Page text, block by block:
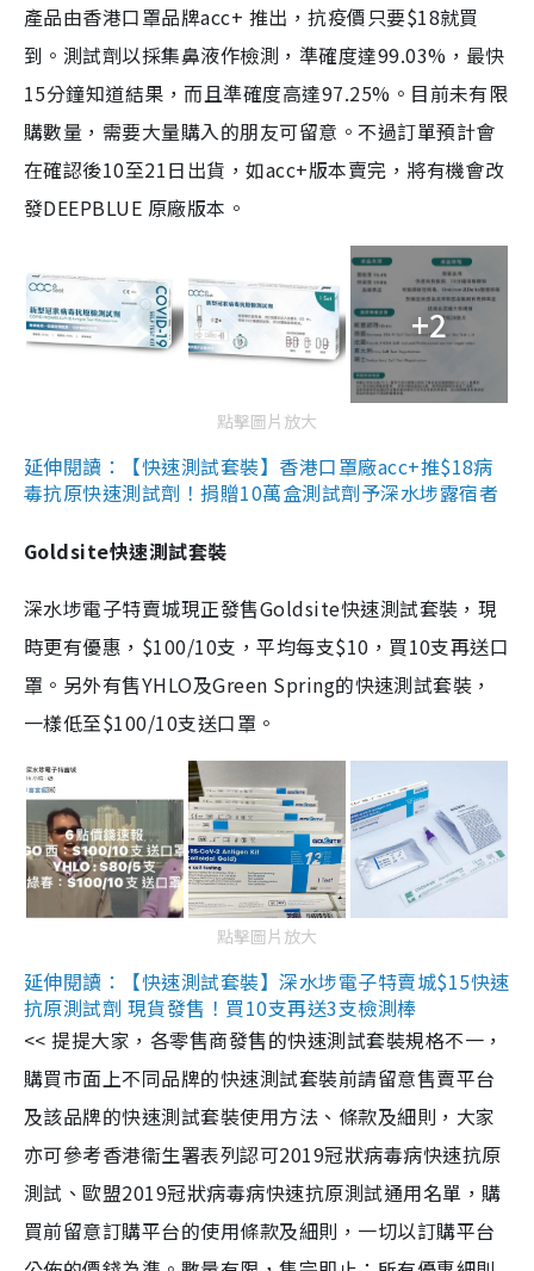
產品由香港口罩品牌acc+ 推出，抗疫價只要$18就買
到。測試劑以採集鼻液作檢測，準確度達99.03%，最快
15分鐘知道結果，而且準確度高達97.25%。目前未有限
購數量，需要大量購入的朋友可留意。不過訂單預計會
在確認後10至21日出貨，如acc+版本賣完，將有機會改
發DEEPBLUE 原廠版本。
+2
點擊圖片放大
延伸閱讀：【快速測試套裝】香港口罩廠acc+推$18病
毒抗原快速測試劑！捐贈10萬盒測試劑予深水埗露宿者
Goldsite快速測試套裝
深水埗電子特賣城現正發售Goldsite快速測試套裝，現
時更有優惠，$100/10支，平均每支$10，買10支再送口
罩。另外有售YHLO及Green Spring的快速測試套裝，
一樣低至$100/10支送口罩。
點擊圖片放大
延伸閱讀：【快速測試套裝】深水埗電子特賣城$15快速
抗原測試劑 現貨發售！買10支再送3支檢測棒
<< 提提大家，各零售商發售的快速測試套裝規格不一，
購買市面上不同品牌的快速測試套裝前請留意售賣平台
及該品牌的快速測試套裝使用方法、條款及細則，大家
亦可參考香港衞生署表列認可2019冠狀病毒病快速抗原
測試、歐盟2019冠狀病毒病快速抗原測試通用名單，購
買前留意訂購平台的使用條款及細則，一切以訂購平台